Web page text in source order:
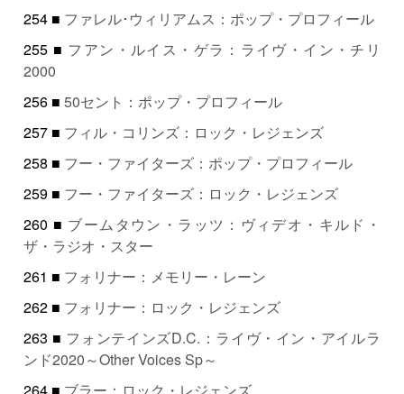
254 ■ ファレル･ウィリアムス：ポップ・プロフィール
255 ■ フアン・ルイス・ゲラ：ライヴ・イン・チリ
2000
256 ■50セント：ポップ・プロフィール
257 ■ フィル・コリンズ：ロック・レジェンズ
258 ■ フー・ファイターズ：ポップ・プロフィール
259 ■ フー・ファイターズ：ロック・レジェンズ
260 ■ ブームタウン・ラッツ：ヴィデオ・キルド・
ザ・ラジオ・スター
261 ■ フォリナー：メモリー・レーン
262 ■ フォリナー：ロック・レジェンズ
263 ■ フォンテインズD.C.：ライヴ・イン・アイルラ
ンド2020～Other Voices Sp～